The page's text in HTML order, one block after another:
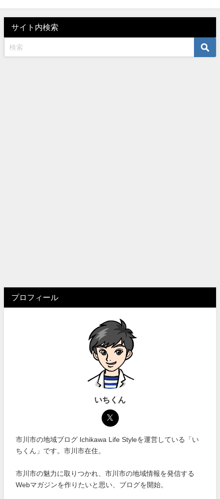
サイト内検索
プロフィール
いちくん
市川市の地域ブログ Ichikawa Life Styleを運営している「い
ちくん」です。市川市在住。
市川市の魅力に取りつかれ、市川市の地域情報を発信する
Webマガジンを作りたいと思い、ブログを開始。